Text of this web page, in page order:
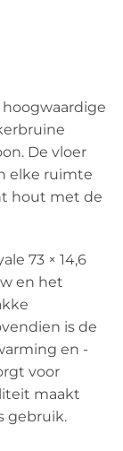
hoogwaardige
De vloer
elke ruimte
hout met de
73 × 14,6
en het
is de
en -
voor
maakt
gebruik.